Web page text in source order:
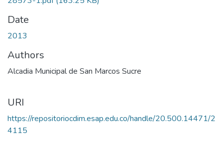
Date
2013
Authors
Alcadia Municipal de San Marcos Sucre
URI
https://repositoriocdim.esap.edu.co/handle/20.500.14471/2
4115